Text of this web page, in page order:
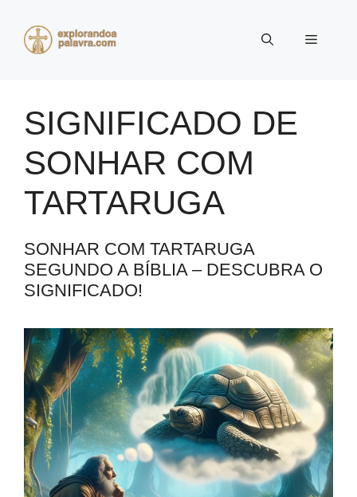
Menu
SIGNIFICADO DE
SONHAR COM
TARTARUGA
SONHAR COM TARTARUGA
SEGUNDO A BÍBLIA – DESCUBRA O
SIGNIFICADO!